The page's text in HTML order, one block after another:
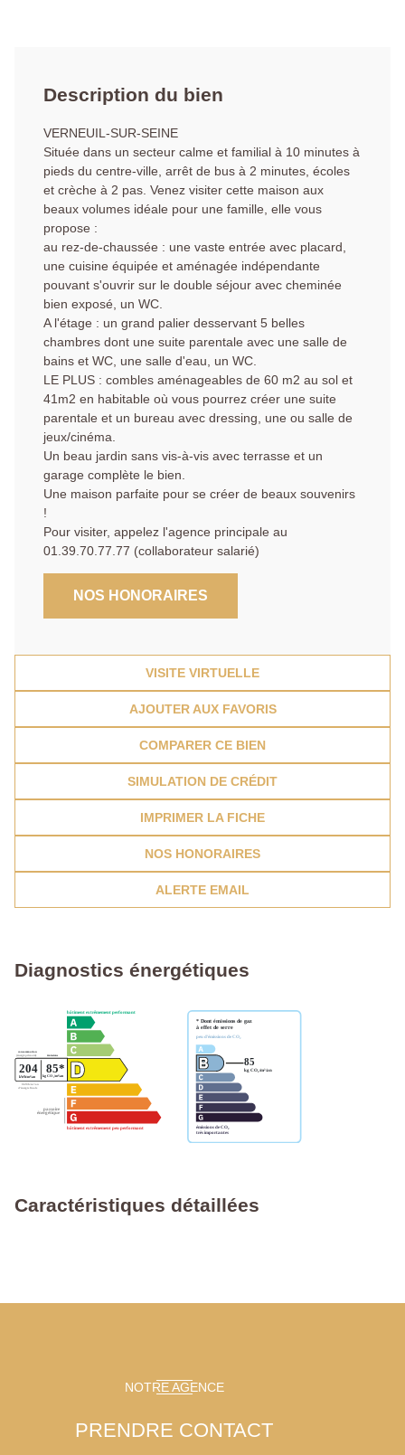
Description du bien
VERNEUIL-SUR-SEINE
Située dans un secteur calme et familial à 10 minutes à
pieds du centre-ville, arrêt de bus à 2 minutes, écoles
et crèche à 2 pas. Venez visiter cette maison aux
beaux volumes idéale pour une famille, elle vous
propose :
au rez-de-chaussée : une vaste entrée avec placard,
une cuisine équipée et aménagée indépendante
pouvant s'ouvrir sur le double séjour avec cheminée
bien exposé, un WC.
A l'étage : un grand palier desservant 5 belles
chambres dont une suite parentale avec une salle de
bains et WC, une salle d'eau, un WC.
LE PLUS : combles aménageables de 60 m2 au sol et
41m2 en habitable où vous pourrez créer une suite
parentale et un bureau avec dressing, une ou salle de
jeux/cinéma.
Un beau jardin sans vis-à-vis avec terrasse et un
garage complète le bien.
Une maison parfaite pour se créer de beaux souvenirs
!
Pour visiter, appelez l'agence principale au
01.39.70.77.77 (collaborateur salarié)
NOS HONORAIRES
VISITE VIRTUELLE
AJOUTER AUX FAVORIS
COMPARER CE BIEN
SIMULATION DE CRÉDIT
IMPRIMER LA FICHE
NOS HONORAIRES
ALERTE EMAIL
Diagnostics énergétiques
Caractéristiques détaillées
NOTRE AGENCE
PRENDRE CONTACT